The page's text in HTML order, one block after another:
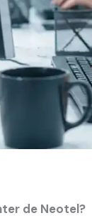
de Neotel?